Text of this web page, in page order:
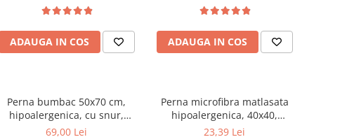
ADAUGA IN COS
140x200 cm, matlasata
ultrasonic si pilota iarna
180x200 cm, antialergenica,
alb
ADAUGA IN COS
Perna bumbac 50x70 cm,
hipoalergenica, cu snur,
umplutura bilute siliconizate,
69,00 Lei
Perna microfibra matlasata
hipoalergenica, 40x40,
umplutura bilute siliconizate,
23,39 Lei